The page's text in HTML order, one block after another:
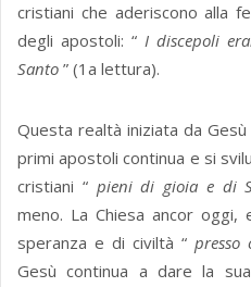
cristiani che aderiscono alla
degli apostoli: “I discepoli
Santo ” (1a lettura).
Questa realtà iniziata da
primi apostoli continua e si
cristiani “ pieni di gioia e di
meno. La Chiesa ancor
speranza e di civiltà “
Gesù continua a dare la